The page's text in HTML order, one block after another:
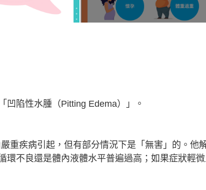
凹陷性水腫（Pitting Edema）」。
重疾病引起，但有部分情況下是「無害」的。他
環不良還是體內液體水平普遍過高；如果症狀輕